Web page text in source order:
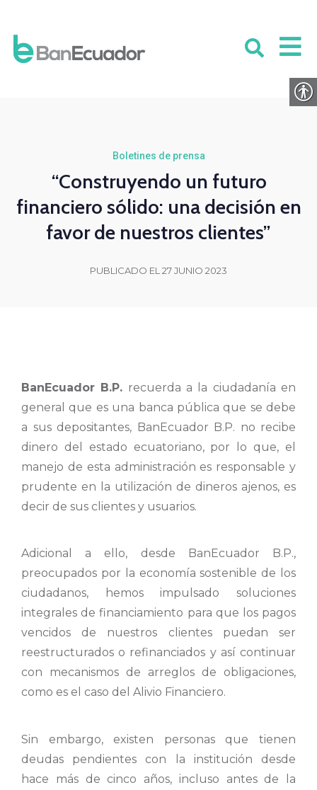
Boletines de prensa
“Construyendo un futuro
financiero sólido: una decisión en
favor de nuestros clientes”
PUBLICADO EL 27 JUNIO 2023
BanEcuador B.P. recuerda a la ciudadanía en
general que es una banca pública que se debe
a sus depositantes, BanEcuador B.P. no recibe
dinero del estado ecuatoriano, por lo que, el
manejo de esta administración es responsable y
prudente en la utilización de dineros ajenos, es
decir de sus clientes y usuarios.
Adicional a ello, desde BanEcuador B.P.,
preocupados por la economía sostenible de los
ciudadanos, hemos impulsado soluciones
integrales de financiamiento para que los pagos
vencidos de nuestros clientes puedan ser
reestructurados o refinanciados y así continuar
con mecanismos de arreglos de obligaciones,
como es el caso del Alivio Financiero.
Sin embargo, existen personas que tienen
deudas pendientes con la institución desde
hace más de cinco años, incluso antes de la